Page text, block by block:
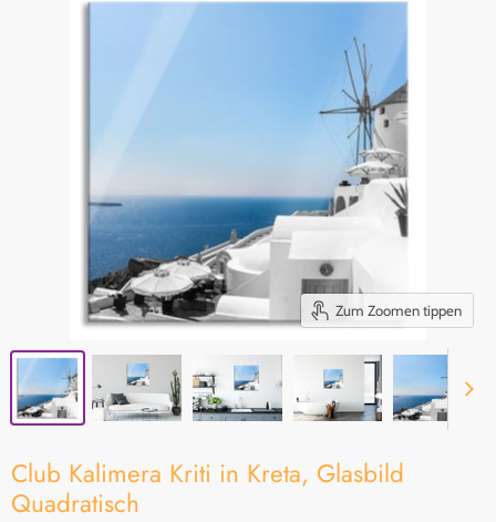
Zum Zoomen tippen
Club Kalimera Kriti in Kreta, Glasbild
Quadratisch